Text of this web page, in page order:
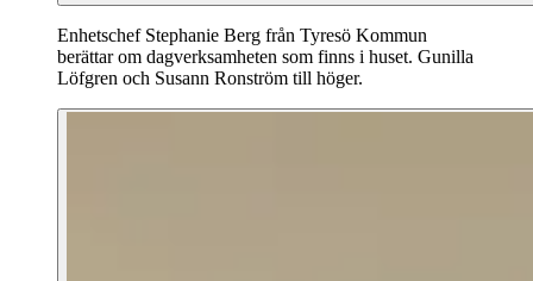
Enhetschef Stephanie Berg från Tyresö Kommun
berättar om dagverksamheten som finns i huset. Gunilla
Löfgren och Susann Ronström till höger.